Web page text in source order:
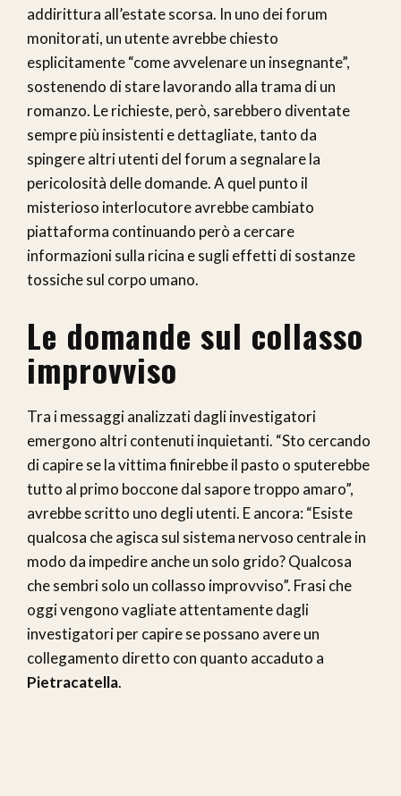
addirittura all’estate scorsa. In uno dei forum
monitorati, un utente avrebbe chiesto
esplicitamente “come avvelenare un insegnante”,
sostenendo di stare lavorando alla trama di un
romanzo. Le richieste, però, sarebbero diventate
sempre più insistenti e dettagliate, tanto da
spingere altri utenti del forum a segnalare la
pericolosità delle domande. A quel punto il
misterioso interlocutore avrebbe cambiato
piattaforma continuando però a cercare
informazioni sulla ricina e sugli effetti di sostanze
tossiche sul corpo umano.
Le domande sul collasso
improvviso
Tra i messaggi analizzati dagli investigatori
emergono altri contenuti inquietanti. “Sto cercando
di capire se la vittima finirebbe il pasto o sputerebbe
tutto al primo boccone dal sapore troppo amaro”,
avrebbe scritto uno degli utenti. E ancora: “Esiste
qualcosa che agisca sul sistema nervoso centrale in
modo da impedire anche un solo grido? Qualcosa
che sembri solo un collasso improvviso”. Frasi che
oggi vengono vagliate attentamente dagli
investigatori per capire se possano avere un
collegamento diretto con quanto accaduto a
Pietracatella.